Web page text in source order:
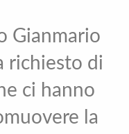
Gianmario
richiesto di
ci hanno
la